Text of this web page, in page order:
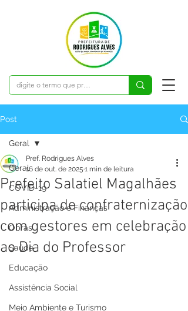
Post
Geral
COVID-19
Administração e Finanças
Obras
Saúde
Educação
Assistência Social
Meio Ambiente e Turismo
Geral
Prefeito Salatiel Magalhães
participa de confraternização
com gestores em celebração
ao Dia do Professor
Pref. Rodrigues Alves
16 de out. de 2025 1 min de leitura